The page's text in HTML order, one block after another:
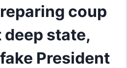
coup
state,
President